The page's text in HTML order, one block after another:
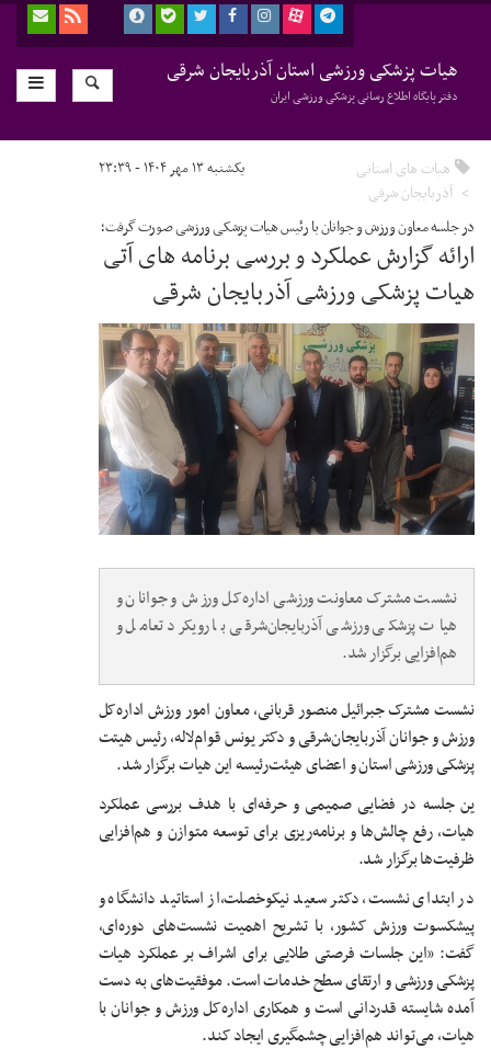
هیات پزشکی ورزشی استان آذربایجان شرقی
دفتر پایگاه اطلاع رسانی پزشکی ورزشی ایران
هیات های استانی
آذربایجان شرقی
یکشنبه ۱۳ مهر ۱۴۰۴ - ۲۳:۳۹
در جلسه معاون ورزش و جوانان با رئیس هیات پزشکی ورزشی صورت گرفت؛
ارائه گزارش عملکرد و بررسی برنامه های آتی
هیات پزشکی ورزشی آذربایجان شرقی
نشست مشترک معاونت ورزشی اداره‌کل ورزش و جوانان و
هیات پزشکی ورزشی آذربایجان‌شرقی با رویکرد تعامل و
هم‌افزایی برگزار شد.
نشست مشترک جبرائیل منصور قربانی، معاون امور ورزش اداره‌کل
ورزش و جوانان آذربایجان‌شرقی و دکتر یونس قوام‌لاله، رئیس هیتت
پزشکی ورزشی استان و اعضای هیئت‌رئیسه این هیات برگزار شد.
ین جلسه در فضایی صمیمی و حرفه‌ای با هدف بررسی عملکرد
هیات، رفع چالش‌ها و برنامه‌ریزی برای توسعه متوازن و هم‌افزایی
ظرفیت‌ها برگزار شد.
در ابتدای نشست، دکتر سعید نیکوخصلت،از استاتید دانشگاه و
پیشکسوت ورزش کشور، با تشریح اهمیت نشست‌های دوره‌ای،
گفت: «این جلسات فرصتی طلایی برای اشراف بر عملکرد هیات
پزشکی ورزشی و ارتقای سطح خدمات است. موفقیت‌های به دست
آمده شایسته قدردانی است و همکاری اداره‌کل ورزش و جوانان با
هیات، می‌تواند هم‌افزایی چشمگیری ایجاد کند.